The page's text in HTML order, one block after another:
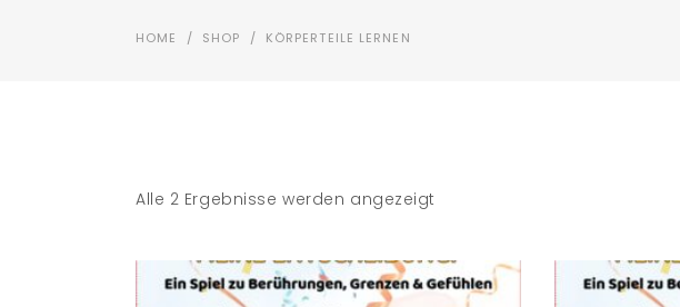
HOME / SHOP / KÖRPERTEILE LERNEN
Alle 2 Ergebnisse werden angezeigt